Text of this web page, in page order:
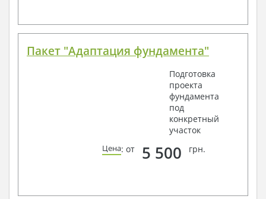
Пакет "Адаптация фундамента"
Подготовка
проекта
фундамента
под
конкретный
участок
Цена: от 5 500 грн.